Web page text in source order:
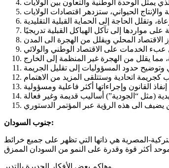
مما يقلل من الهجرة غير المنظمة إلى الخارج
جنوب السودان:
مدار الـ 200 عاما الماضية. حدود السودان في الحقبة التركية-المصرية هي ذاتها التي تظهر على جميع خرائط
وهاكم بعض الأفكار الجديرة بالتدبر.